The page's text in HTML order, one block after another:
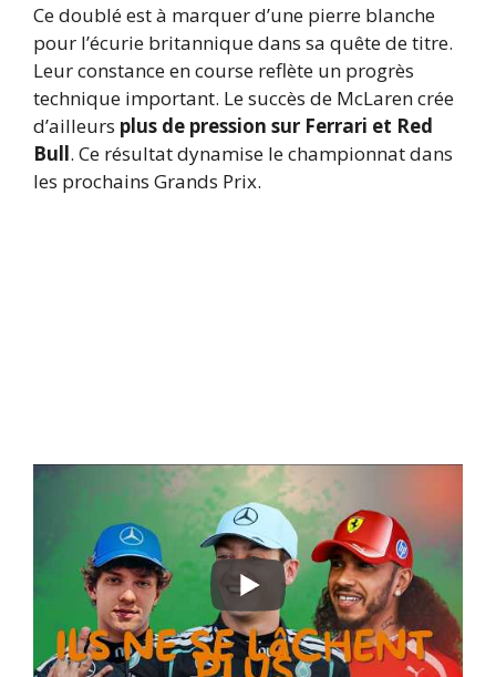
Ce doublé est à marquer d’une pierre blanche
pour l’écurie britannique dans sa quête de titre.
Leur constance en course reflète un progrès
technique important. Le succès de McLaren crée
d’ailleurs plus de pression sur Ferrari et Red
Bull. Ce résultat dynamise le championnat dans
les prochains Grands Prix.